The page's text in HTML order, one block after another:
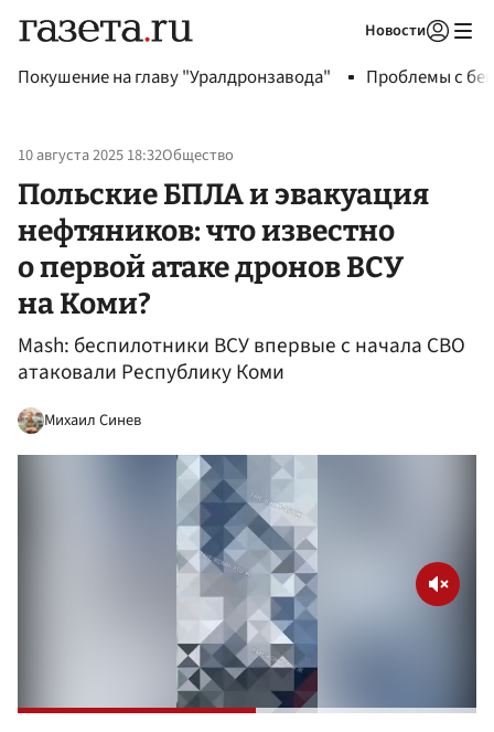
Новости
Покушение на главу "Уралдронзавода" Проблемы с
10 августа 2025 18:32Общество
Польские БПЛА и эвакуация
нефтяников: что известно
о первой атаке дронов ВСУ
на Коми?
Mash: беспилотники ВСУ впервые с начала СВО
атаковали Республику Коми
Михаил Синев